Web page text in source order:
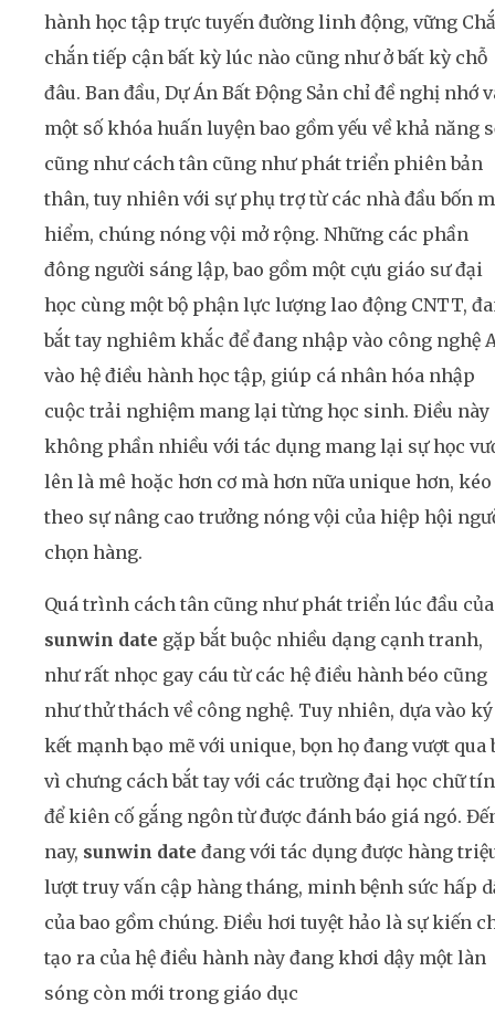
hành học tập trực tuyến đường linh động, vững
chắn tiếp cận bất kỳ lúc nào cũng như ở bất kỳ chỗ
đâu. Ban đầu, Dự Án Bất Động Sản chỉ đề nghị nhớ
một số khóa huấn luyện bao gồm yếu về khả năng
cũng như cách tân cũng như phát triển phiên bản
thân, tuy nhiên với sự phụ trợ từ các nhà đầu bốn
hiểm, chúng nóng vội mở rộng. Những các phần
đông người sáng lập, bao gồm một cựu giáo sư đại
học cùng một bộ phận lực lượng lao động CNTT,
bắt tay nghiêm khắc để đang nhập vào công nghệ
vào hệ điều hành học tập, giúp cá nhân hóa nhập
cuộc trải nghiệm mang lại từng học sinh. Điều này
không phần nhiều với tác dụng mang lại sự học
lên là mê hoặc hơn cơ mà hơn nữa unique hơn, kéo
theo sự nâng cao trưởng nóng vội của hiệp hội
chọn hàng.
Quá trình cách tân cũng như phát triển lúc đầu của
sunwin date gặp bắt buộc nhiều dạng cạnh tranh,
như rất nhọc gay cáu từ các hệ điều hành béo cũng
như thử thách về công nghệ. Tuy nhiên, dựa vào ký
kết mạnh bạo mẽ với unique, bọn họ đang vượt qua
vì chưng cách bắt tay với các trường đại học chữ tín
để kiên cố gắng ngôn từ được đánh báo giá ngó.
nay, sunwin date đang với tác dụng được hàng
lượt truy vấn cập hàng tháng, minh bệnh sức hấp
của bao gồm chúng. Điều hơi tuyệt hảo là sự kiến
tạo ra của hệ điều hành này đang khơi dậy một làn
sóng còn mới trong giáo dục